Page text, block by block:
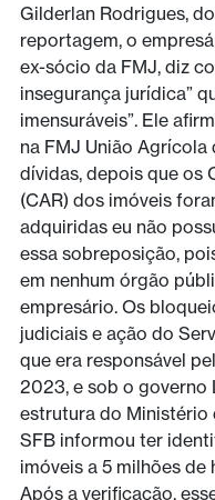
Gilderlan Rodrigues,
reportagem, o
ex-sócio da FMJ, diz
insegurança jurídica”
imensuráveis”. Ele
na FMJ União
dívidas, depois que os
(CAR) dos imóveis
adquiridas eu não
essa sobreposição,
em nenhum órgão
empresário. Os
judiciais e ação do
que era responsável
2023, e sob o governo
estrutura do Ministério
SFB informou ter
imóveis a 5 milhões de
Após a verificação,